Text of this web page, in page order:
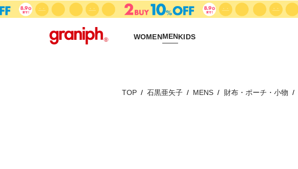
WOMENMENKIDS
TOP 石黒亜矢子 MENS 財布・ポーチ・小物